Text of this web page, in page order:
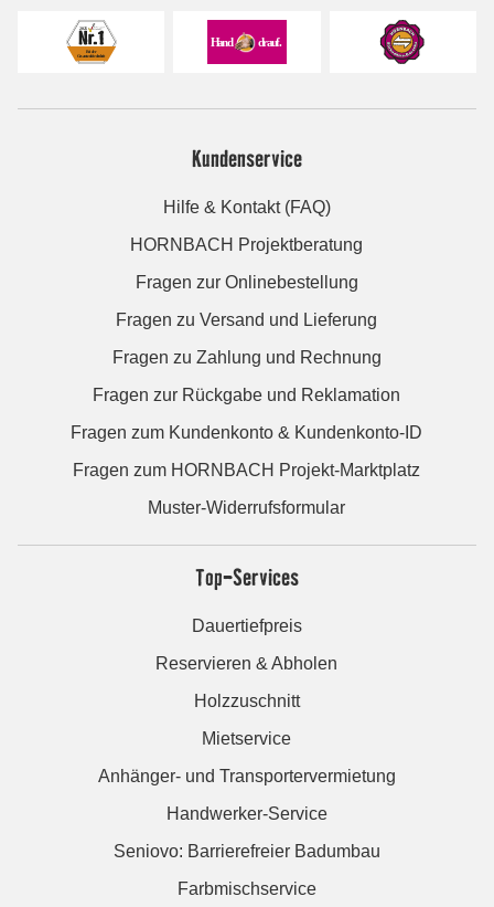
Kundenservice
Hilfe & Kontakt (FAQ)
HORNBACH Projektberatung
Fragen zur Onlinebestellung
Fragen zu Versand und Lieferung
Fragen zu Zahlung und Rechnung
Fragen zur Rückgabe und Reklamation
Fragen zum Kundenkonto & Kundenkonto-ID
Fragen zum HORNBACH Projekt-Marktplatz
Muster-Widerrufsformular
Top-Services
Dauertiefpreis
Reservieren & Abholen
Holzzuschnitt
Mietservice
Anhänger- und Transportervermietung
Handwerker-Service
Seniovo: Barrierefreier Badumbau
Farbmischservice